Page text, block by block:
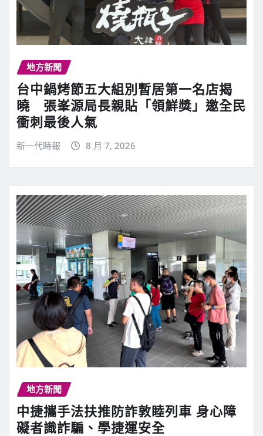
地方新聞
台中鍋烤節五大組別暫居第一名店揭
曉 張峯源局長親貼「領鮮獎」邀全民
衝刺最後人氣
新一代時報 8 月 7, 2026
地方新聞
中捷攜手法扶推防詐敦睦列車 身心障
礙者識詐騙、學捷運安全